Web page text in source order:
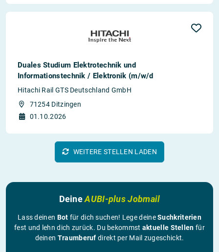
Duales Studium Elektrotechnik und
Informationstechnik / Elektronik (m/w/d
Hitachi Rail GTS Deutschland GmbH
71254 Ditzingen
01.10.2026
WEITERE STELLEN LADEN
DeineAUBI-plus Jobmail
Lass deinen Bot für dich suchen! Lege deineSuchkriterien
fest und lehn dich zurück. Du bekommst aktuelle Stellen für
deinen Traumberuf direkt per Mail zugeschickt.